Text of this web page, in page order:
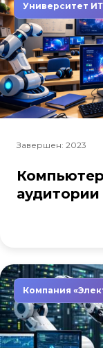
Университет
Завершен: 2023
Компания